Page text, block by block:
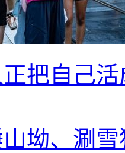
把自己活
坳、涮